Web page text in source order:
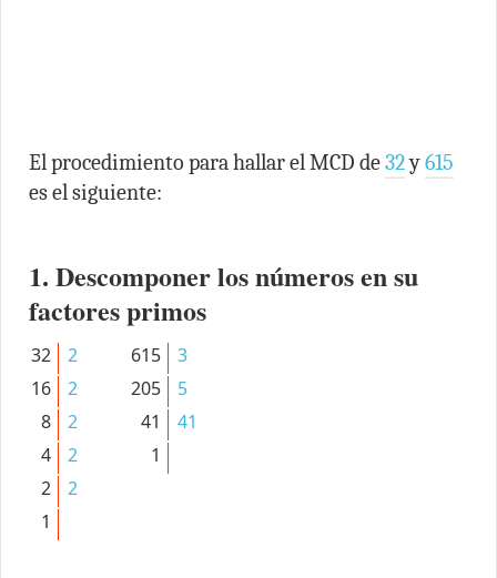
El procedimiento para hallar el MCD de32y615
es el siguiente:
1. Descomponer los números en su
factores primos
32
2
16
2
8
2
4
2
2
2
1
615
3
205
5
41
41
1